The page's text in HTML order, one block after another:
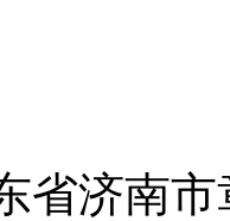
省济南